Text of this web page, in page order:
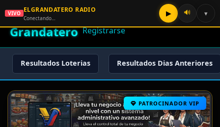
🌟 El
Grandatero
🔑 Iniciar Sesión
📝
Registrarse
Resultados Loterias Resultados Dias Anteriores
PATROCINADOR VIP
VIVO ELGRANDATERO RADIO
Conectando…
▶ 🔊 ▾